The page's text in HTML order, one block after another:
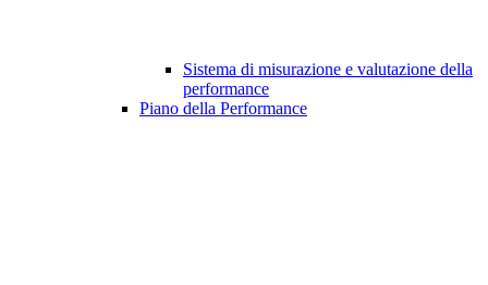
Sistema di misurazione e valutazione della
performance
Piano della Performance